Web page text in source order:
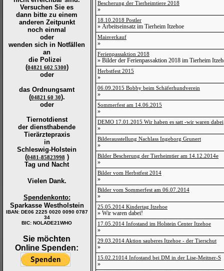
Versuchen Sie es
dann bitte zu einem
anderen Zeitpunkt
noch einmal
oder
wenden sich in Notfällen
an
die Polizei
(04821 602 5300)
oder
das Ordnungsamt
(04821 60 30).
oder
Tiernotdienst
der diensthabende
Tierärztepraxis
in
Schleswig-Holstein
(0481-85823998 )
Tag und Nacht
Vielen Dank.
Spendenkonto:
Sparkasse Westholstein
IBAN: DE06 2225 0020 0090 0787
34
BIC: NOLADE21WHO
Sie möchten
Online Spenden:
Bescherung der Tierheimtiere 2018
»
18.10.2018 Postler
» Arbeitseinsatz im Tierheim Itzehoe
Maisverkauf
»
Ferienpassaktion 2018
» Bilder der Ferienpassaktion 2018 im Tierheim
Herbstfest 2015
»
06.09.2015 Bobby beim Schäferhundverein
»
Sommerfest am 14.06.2015
»
DEMO 17.01.2015 Wir haben es satt -wir waren dabei
»
Bilderausstellung Nachlass Ingeborg Grunert
»
Bilder Bescherung der Tierheimtier am 14.12.2014e
»
Bilder vom Herbstfest 2014
»
Bilder vom Sommerfest am 06.07.2014
»
25.05.2014 Kindertag Itzehoe
» Wir waren dabei!
17.05.2014 Infostand im Holstein Center Itzehoe
»
29.03.2014 Aktion sauberes Itzehoe - der Tierschut
»
15.02.21014 Infostand bei DM in der Lise-Meitner-S
»